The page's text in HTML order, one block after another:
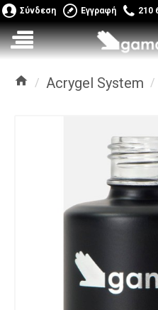
Σύνδεση Εγγραφή 210
Acrygel System